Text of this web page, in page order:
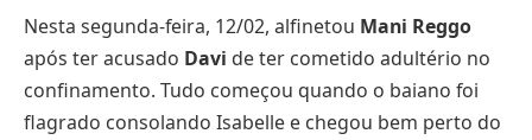
Nesta segunda-feira, 12/02, alfinetou Mani Reggo
após ter acusado Davi de ter cometido adultério no
confinamento. Tudo começou quando o baiano foi
flagrado consolando Isabelle e chegou bem perto do